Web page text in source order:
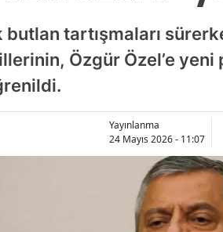
butlan tartışmaları
Özgür Özel’e
Yayınlanma
24 Mayıs 2026 - 11:07